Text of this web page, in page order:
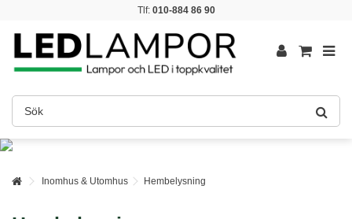
Tlf: 010-884 86 90
Inomhus & Utomhus Hembelysning